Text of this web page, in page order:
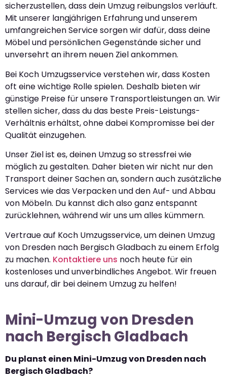
sicherzustellen, dass dein Umzug reibungslos verläuft.
Mit unserer langjährigen Erfahrung und unserem
umfangreichen Service sorgen wir dafür, dass deine
Möbel und persönlichen Gegenstände sicher und
unversehrt an ihrem neuen Ziel ankommen.
Bei Koch Umzugsservice verstehen wir, dass Kosten
oft eine wichtige Rolle spielen. Deshalb bieten wir
günstige Preise für unsere Transportleistungen an. Wir
stellen sicher, dass du das beste Preis-Leistungs-
Verhältnis erhältst, ohne dabei Kompromisse bei der
Qualität einzugehen.
Unser Ziel ist es, deinen Umzug so stressfrei wie
möglich zu gestalten. Daher bieten wir nicht nur den
Transport deiner Sachen an, sondern auch zusätzliche
Services wie das Verpacken und den Auf- und Abbau
von Möbeln. Du kannst dich also ganz entspannt
zurücklehnen, während wir uns um alles kümmern.
Vertraue auf Koch Umzugsservice, um deinen Umzug
von Dresden nach Bergisch Gladbach zu einem Erfolg
zu machen. Kontaktiere uns noch heute für ein
kostenloses und unverbindliches Angebot. Wir freuen
uns darauf, dir bei deinem Umzug zu helfen!
Mini-Umzug von Dresden
nach Bergisch Gladbach
Du planst einen Mini-Umzug von Dresden nach
Bergisch Gladbach?